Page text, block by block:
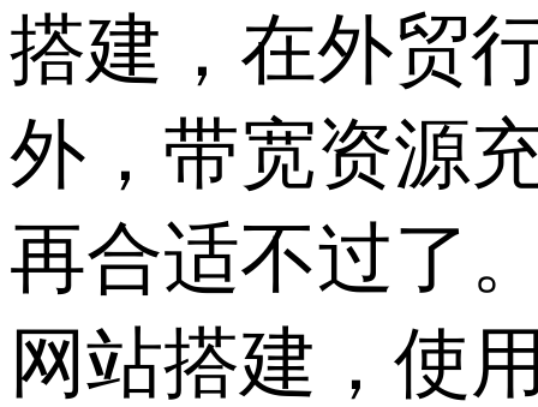
搭建，在外贸
外，带宽资源
再合适不过了
网站搭建，使